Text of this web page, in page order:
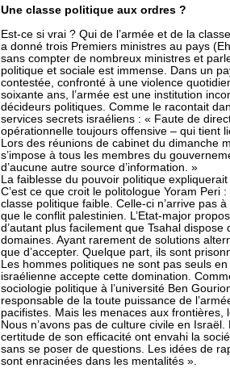
Une classe politique aux ordres ?
Est-ce si vrai ? Qui de l’armée et de la
a donné trois Premiers ministres au pays
sans compter de nombreux ministres et
politique et sociale est immense. Dans un
contestée, confronté à une violence
soixante ans, l’armée est une institution
décideurs politiques. Comme le racontait
services secrets israéliens : « Faute de
opérationnelle toujours offensive – qui tient
Lors des réunions de cabinet du dimanche
s’impose à tous les membres du
d’aucune autre source d’information. »
La faiblesse du pouvoir politique
C’est ce que croit le politologue Yoram Peri
classe politique faible. Celle-ci n’arrive pas
que le conflit palestinien. L’Etat-major
d’autant plus facilement que Tsahal dispose
domaines. Ayant rarement de solutions
que d’accepter. Quelque part, ils sont
Les hommes politiques ne sont pas seuls
israélienne accepte cette domination.
sociologie politique à l’université Ben
responsable de la toute puissance de
pacifistes. Mais les menaces aux
Nous n’avons pas de culture civile en
certitude de son efficacité ont envahi la
sans se poser de questions. Les idées de
sont enracinées dans les mentalités ».